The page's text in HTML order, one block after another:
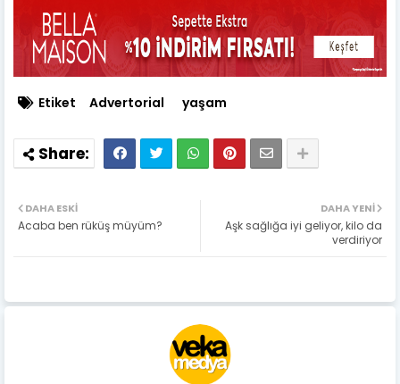
Etiket Advertorial yaşam
DAHA YENI
Aşk sağlığa iyi geliyor, kilo da
verdiriyor
DAHA ESKI
Acaba ben rüküş müyüm?